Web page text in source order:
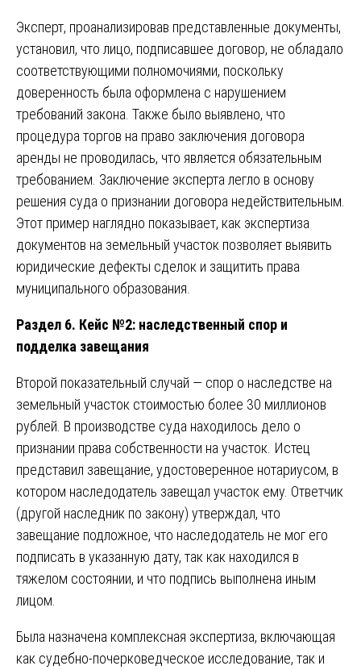
Эксперт, проанализировав представленные документы,
установил, что лицо, подписавшее договор, не обладало
соответствующими полномочиями, поскольку
доверенность была оформлена с нарушением
требований закона. Также было выявлено, что
процедура торгов на право заключения договора
аренды не проводилась, что является обязательным
требованием. Заключение эксперта легло в основу
решения суда о признании договора недействительным.
Этот пример наглядно показывает, как экспертиза
документов на земельный участок позволяет выявить
юридические дефекты сделок и защитить права
муниципального образования.
Раздел 6. Кейс №2: наследственный спор и
подделка завещания
Второй показательный случай — спор о наследстве на
земельный участок стоимостью более 30 миллионов
рублей. В производстве суда находилось дело о
признании права собственности на участок. Истец
представил завещание, удостоверенное нотариусом, в
котором наследодатель завещал участок ему. Ответчик
(другой наследник по закону) утверждал, что
завещание подложное, что наследодатель не мог его
подписать в указанную дату, так как находился в
тяжелом состоянии, и что подпись выполнена иным
лицом.
Была назначена комплексная экспертиза, включающая
как судебно-почерковедческое исследование, так и